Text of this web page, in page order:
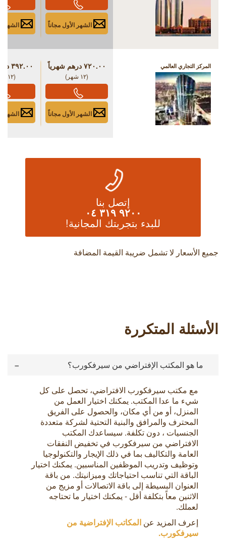
الشهر الأول مجاناً الشهر
٧٢٠.٠٠ درهم شهرياً
(۱۲ شهر)
الشهر الأول مجاناً
٣٩٢.٠٠ درهم شهرياً
(۱۲ شهر)
الشهر
المركز التجاري العالمي
إتصل بنا
٩٢٠٠ ٣١٩ ٠٤
للبدء بتجربتك المجانية!
جميع الأسعار لا تشمل ضريبة القيمة المضافة
الأسئلة المتكررة
ما هو المكتب الإفتراضي من سيرفكورب؟ -
مع مكتب سيرفكورب الافتراضي، تحصل على كل
شيء ما عدا المكتب. يمكنك اختيار العمل من
المنزل، أو من أي مكان، والحصول على الفريق
المحترف والمرافق والبنية التحتية لشركة متعددة
الجنسيات ، دون تكلفة. سيساعدك المكتب
الافتراضي من سيرفكورب في تخفيض النفقات
العامة والتكاليف بما في ذلك الإيجار والتكنولوجيا
وتوظيف وتدريب الموظفين المناسبين. يمكنك اختيار
الباقة التي تناسب احتياجاتك وميزانيتك. من باقة
العنوان البسيطة إلى باقة الاتصالات أو مزيج من
الاثنين معاً بتكلفة أقل - يمكنك اختيار ما تحتاجه
لعملك.
إعرف المزيد عن المكاتب الإفتراضية من
سيرفكورب.